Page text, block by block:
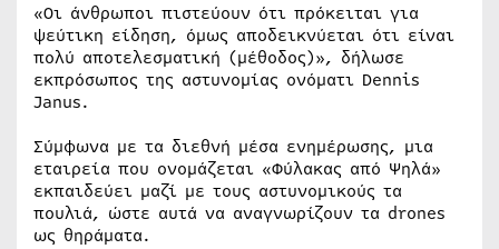
«Οι άνθρωποι πιστεύουν ότι πρόκειται για
ψεύτικη είδηση, όμως αποδεικνύεται ότι είναι
πολύ αποτελεσματική (μέθοδος)», δήλωσε
εκπρόσωπος της αστυνομίας ονόματι Dennis
Janus.
Σύμφωνα με τα διεθνή μέσα ενημέρωσης, μια
εταιρεία που ονομάζεται «Φύλακας από Ψηλά»
εκπαιδεύει μαζί με τους αστυνομικούς τα
πουλιά, ώστε αυτά να αναγνωρίζουν τα drones
ως θηράματα.